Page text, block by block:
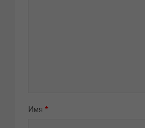
Имя *